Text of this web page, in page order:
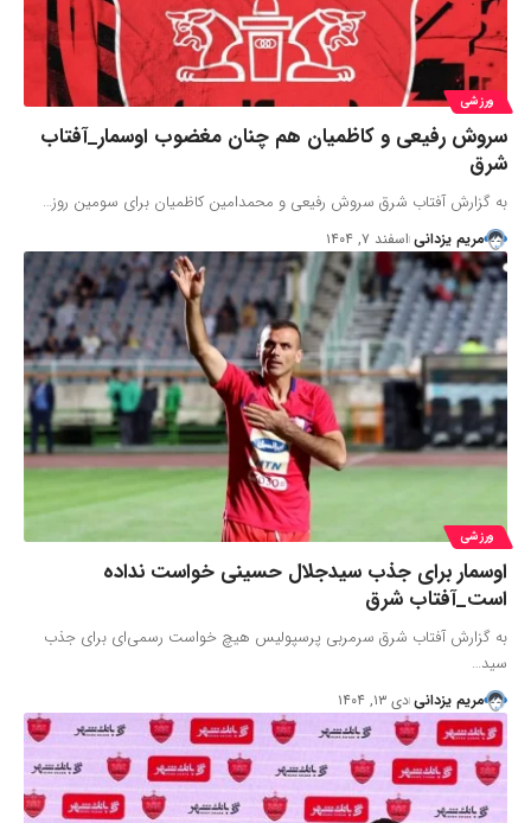
ورزشی
سروش رفیعی و کاظمیان هم چنان مغضوب اوسمار_آفتاب
شرق
به گزارش آفتاب شرق سروش رفیعی و محمدامین کاظمیان برای سومین روز…
مریم یزدانی اسفند ۷, ۱۴۰۴
ورزشی
اوسمار برای جذب سیدجلال حسینی خواست نداده
است_آفتاب شرق
به گزارش آفتاب شرق سرمربی پرسپولیس هیچ خواست رسمی‌ای برای جذب
سید…
مریم یزدانی دی ۱۳, ۱۴۰۴